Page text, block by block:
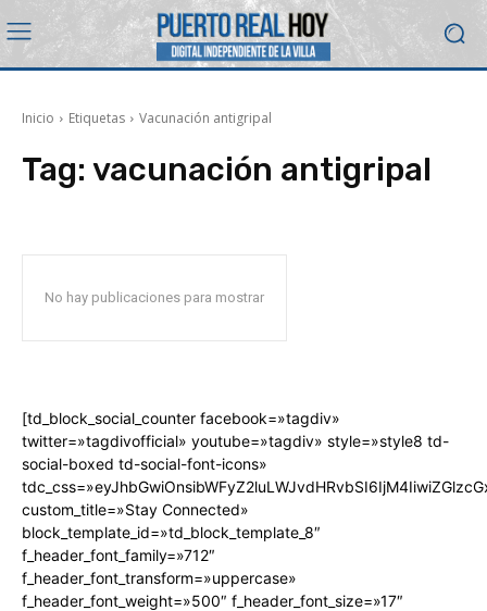
Inicio Etiquetas Vacunación antigripal
Tag: vacunación antigripal
No hay publicaciones para mostrar
[td_block_social_counter facebook=»tagdiv»
twitter=»tagdivofficial» youtube=»tagdiv» style=»style8 td-
social-boxed td-social-font-icons»
custom_title=»Stay Connected»
block_template_id=»td_block_template_8″
f_header_font_family=»712″
f_header_font_transform=»uppercase»
f_header_font_weight=»500″ f_header_font_size=»17″